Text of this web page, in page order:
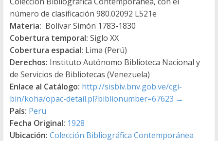
número de clasificación 980.02092 L521e
Materia: Bolívar Simón 1783-1830
Cobertura temporal: Siglo XX
Cobertura espacial: Lima (Perú)
Derechos: Instituto Autónomo Biblioteca Nacional y
de Servicios de Bibliotecas (Venezuela)
Enlace al Catálogo: http://sisbiv.bnv.gob.ve/cgi-
bin/koha/opac-detail.pl?biblionumber=67623 →
País: Peru
Fecha Original: 1928
Ubicación: Colección Bibliográfica Contemporánea